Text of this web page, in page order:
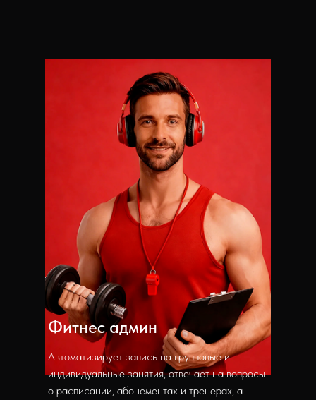
Автоматизирует запись на групповые и
индивидуальные занятия, отвечает на вопросы
о расписании, абонементах и тренерах, а
Фитнес админ